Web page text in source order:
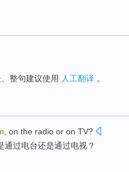
整句建议使用 人工翻译 。
on the radio or on TV?
通过电台还是通过电视 ？